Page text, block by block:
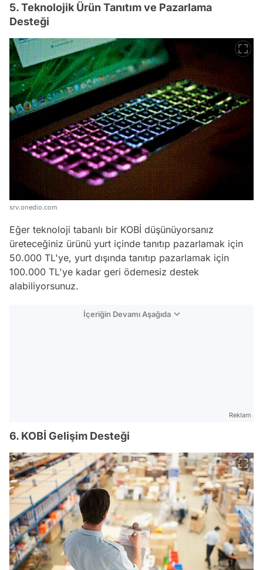
5. Teknolojik Ürün Tanıtım ve Pazarlama
Desteği
srv.onedio.com
Eğer teknoloji tabanlı bir KOBİ düşünüyorsanız
üreteceğiniz ürünü yurt içinde tanıtıp pazarlamak için
50.000 TL'ye, yurt dışında tanıtıp pazarlamak için
100.000 TL'ye kadar geri ödemesiz destek
alabiliyorsunuz.
İçeriğin Devamı Aşağıda
Reklam
6. KOBİ Gelişim Desteği